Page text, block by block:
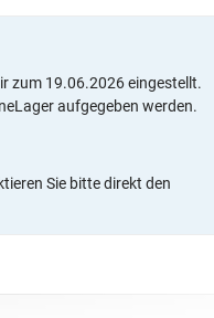
zum 19.06.2026 eingestellt.
aufgegeben werden.
Sie bitte direkt den